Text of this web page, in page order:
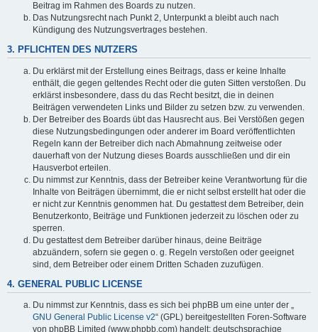
Beitrag im Rahmen des Boards zu nutzen.
Das Nutzungsrecht nach Punkt 2, Unterpunkt a bleibt auch nach
Kündigung des Nutzungsvertrages bestehen.
3. PFLICHTEN DES NUTZERS
Du erklärst mit der Erstellung eines Beitrags, dass er keine Inhalte
enthält, die gegen geltendes Recht oder die guten Sitten verstoßen. Du
erklärst insbesondere, dass du das Recht besitzt, die in deinen
Beiträgen verwendeten Links und Bilder zu setzen bzw. zu verwenden.
Der Betreiber des Boards übt das Hausrecht aus. Bei Verstößen gegen
diese Nutzungsbedingungen oder anderer im Board veröffentlichten
Regeln kann der Betreiber dich nach Abmahnung zeitweise oder
dauerhaft von der Nutzung dieses Boards ausschließen und dir ein
Hausverbot erteilen.
Du nimmst zur Kenntnis, dass der Betreiber keine Verantwortung für die
Inhalte von Beiträgen übernimmt, die er nicht selbst erstellt hat oder die
er nicht zur Kenntnis genommen hat. Du gestattest dem Betreiber, dein
Benutzerkonto, Beiträge und Funktionen jederzeit zu löschen oder zu
sperren.
Du gestattest dem Betreiber darüber hinaus, deine Beiträge
abzuändern, sofern sie gegen o. g. Regeln verstoßen oder geeignet
sind, dem Betreiber oder einem Dritten Schaden zuzufügen.
4. GENERAL PUBLIC LICENSE
Du nimmst zur Kenntnis, dass es sich bei phpBB um eine unter der „
GNU General Public License v2“ (GPL) bereitgestellten Foren-Software
von phpBB Limited (www.phpbb.com) handelt; deutschsprachige